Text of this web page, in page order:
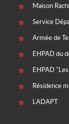
Maison Rachi
Service
Armée de
EHPAD du
EHPAD
Résidence
LADAPT